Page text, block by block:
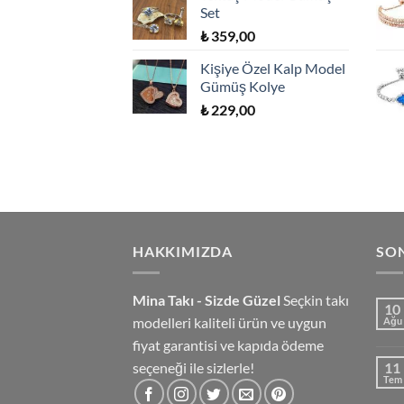
Set
₺359,00
Kişiye Özel Kalp Model
Gümüş Kolye
₺229,00
HAKKIMIZDA
Mina Takı - Sizde Güzel Seçkin takı
modelleri kaliteli ürün ve uygun
fiyat garantisi ve kapıda ödeme
seçeneği ile sizlerle!
10
Ağu
11
Tem